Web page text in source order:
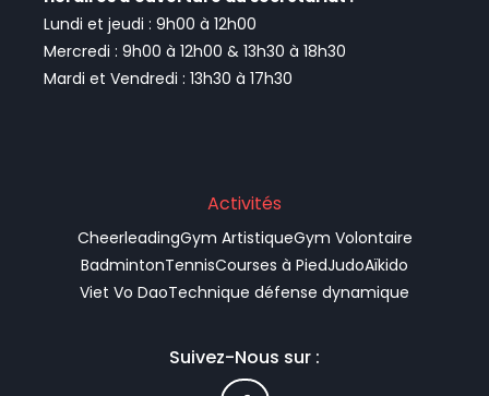
Lundi et jeudi : 9h00 à 12h00
Mercredi : 9h00 à 12h00 & 13h30 à 18h30
Mardi et Vendredi : 13h30 à 17h30
Activités
CheerleadingGym ArtistiqueGym Volontaire
BadmintonTennisCourses à PiedJudoAïkido
Viet Vo DaoTechnique défense dynamique
Suivez-Nous sur :
F